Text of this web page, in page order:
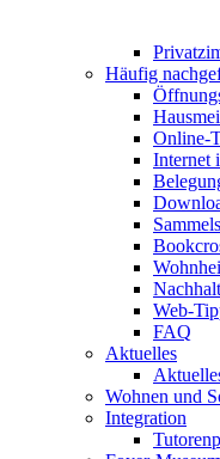
Häufig
Online-
Internet
Web-
FAQ
Aktuelles
Wohnen und
Integration